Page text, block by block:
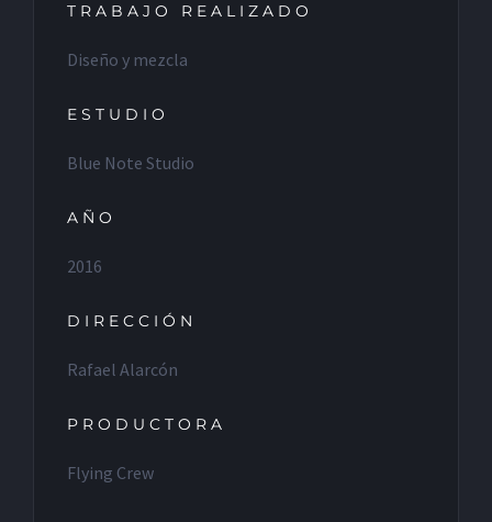
TRABAJO REALIZADO
Diseño y mezcla
ESTUDIO
Blue Note Studio
AÑO
2016
DIRECCIÓN
Rafael Alarcón
PRODUCTORA
Flying Crew